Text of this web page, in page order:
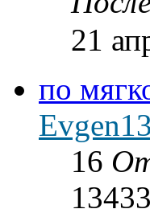
21
по
Evgen13
16
13433